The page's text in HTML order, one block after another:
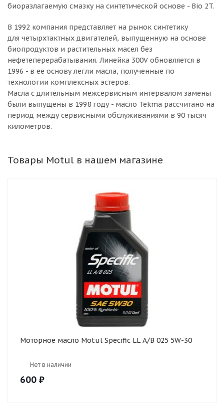
биоразлагаемую смазку на синтетической основе - Bio 2T.
В 1992 компания представляет на рынок синтетику
для четырхтактных двигателей, выпущенную на основе
биопродуктов и растительных масел без
нефетеперерабатывания. Линейка 300V обновляется в
1996 - в её основу легли масла, полученные по
технологии комплексных эстеров.
Масла с длительным межсервисным интервалом замены
были выпущены в 1998 году - масло Tekma рассчитано на
период между сервисными обслуживаниями в 90 тысяч
километров.
Товары Motul в нашем магазине
Моторное масло Motul Specific LL A/B 025 5W-30
Нет в наличии
600 ₽